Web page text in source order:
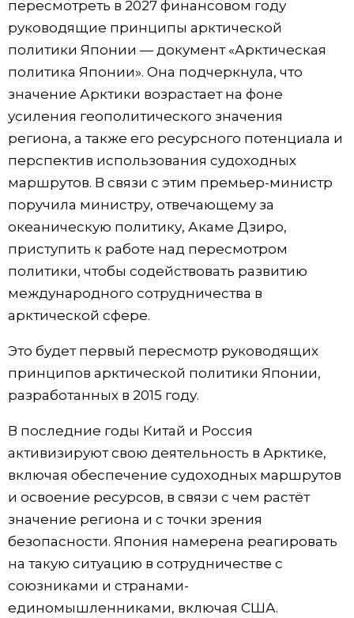
Блог
Политика
Экономика
Общество
Культура
Жизнь
Технологии
От редакции
Японский язык
Японский калейдоскоп
Семья
Еда и напитки
official SNS
пересмотреть в 2027 финансовом году
руководящие принципы арктической
политики Японии — документ «Арктическая
политика Японии». Она подчеркнула, что
значение Арктики возрастает на фоне
усиления геополитического значения
региона, а также его ресурсного потенциала и
перспектив использования судоходных
маршрутов. В связи с этим премьер-министр
поручила министру, отвечающему за
океаническую политику, Акаме Дзиро,
приступить к работе над пересмотром
политики, чтобы содействовать развитию
международного сотрудничества в
арктической сфере.
Это будет первый пересмотр руководящих
принципов арктической политики Японии,
разработанных в 2015 году.
В последние годы Китай и Россия
активизируют свою деятельность в Арктике,
включая обеспечение судоходных маршрутов
и освоение ресурсов, в связи с чем растёт
значение региона и с точки зрения
безопасности. Япония намерена реагировать
на такую ситуацию в сотрудничестве с
союзниками и странами-
единомышленниками, включая США.